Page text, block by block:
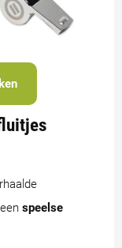
speelse